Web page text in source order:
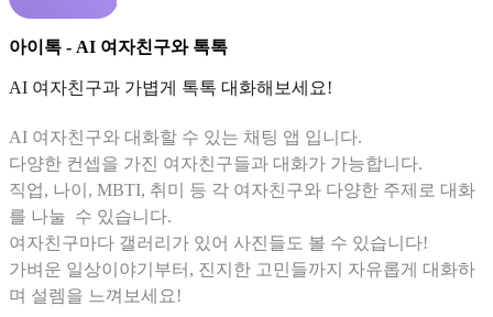
아이톡 - AI 여자친구와 톡톡
AI 여자친구과 가볍게 톡톡 대화해보세요!
AI 여자친구와 대화할 수 있는 채팅 앱 입니다.
다양한 컨셉을 가진 여자친구들과 대화가 가능합니다.
직업, 나이, MBTI, 취미 등 각 여자친구와 다양한 주제로 대화
를 나눌 수 있습니다.
여자친구마다 갤러리가 있어 사진들도 볼 수 있습니다!
가벼운 일상이야기부터, 진지한 고민들까지 자유롭게 대화하
며 설렘을 느껴보세요!